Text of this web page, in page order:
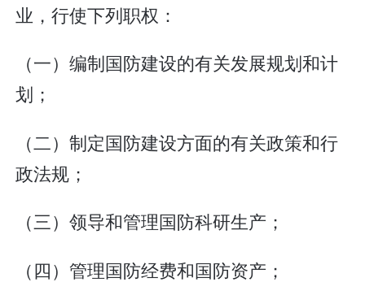
业，行使下列职权：
（一）编制国防建设的有关发展规划和计
划；
（二）制定国防建设方面的有关政策和行
政法规；
（三）领导和管理国防科研生产；
（四）管理国防经费和国防资产；